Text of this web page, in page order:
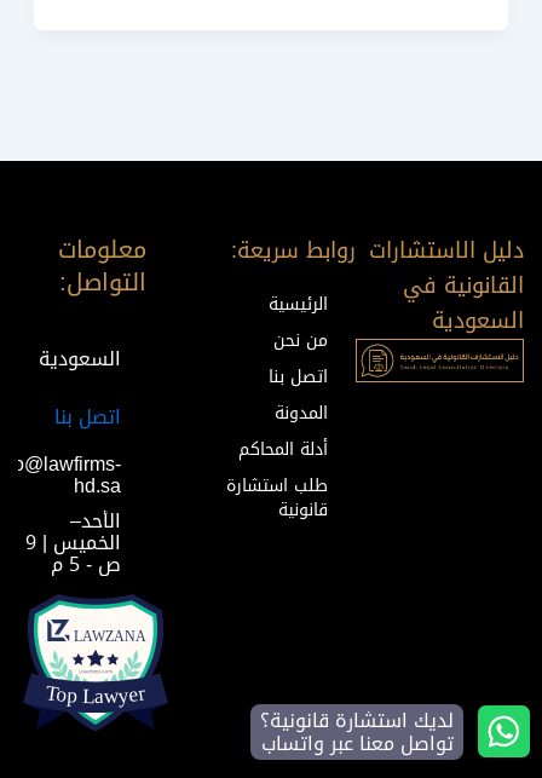
دليل الاستشارات
القانونية في
السعودية
روابط سريعة:
الرئيسية
من نحن
اتصل بنا
المدونة
أدلة المحاكم
طلب استشارة
قانونية
معلومات
التواصل:
السعودية
اتصل بنا
hd.sa
الأحد–
الخميس | 9
ص - 5 م
لديك استشارة قانونية؟
تواصل معنا عبر واتساب